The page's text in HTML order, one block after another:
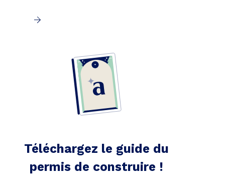
Téléchargez le guide du
permis de construire !